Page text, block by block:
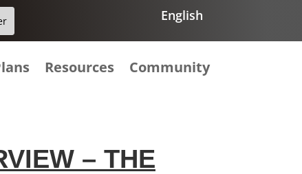
English
Resources Community
– THE